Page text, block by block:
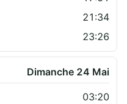
21:34
23:26
Dimanche 24 Mai
03:20